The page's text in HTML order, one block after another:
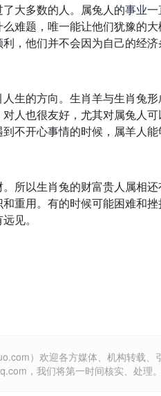
大多数的人。属兔人的事业一
难题，唯一能让他们犹豫的
，他们并不会因为自己的经
生的方向。生肖羊与生肖兔
人也很友好，尤其对属兔人
不开心事情的时候，属羊人
所以生肖兔的财富贵人属相
重用。有的时候可能困难和
见。
）欢迎各方媒体、机构转载
，我们将第一时间核实、处理